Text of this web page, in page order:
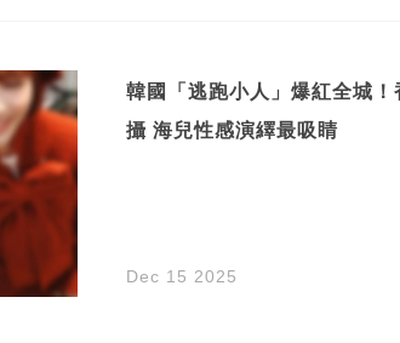
韓國「逃跑小人」爆紅全城！
攝 海兒性感演繹最吸睛
Dec 15 2025